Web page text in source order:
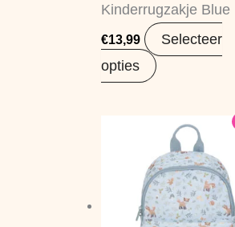
Kinderrugzakje Blue
€13,99
Selecteer
opties